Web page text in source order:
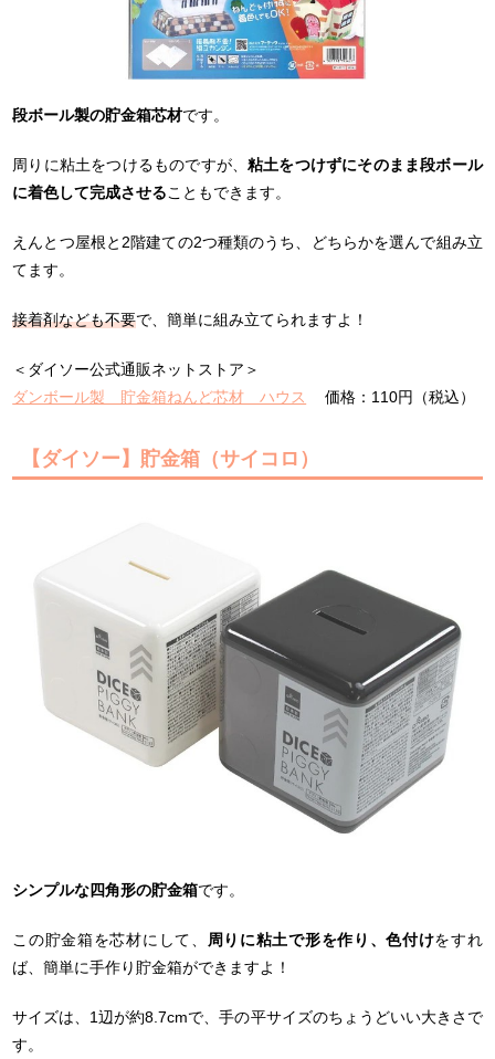
段ボール製の貯金箱芯材です。
周りに粘土をつけるものですが、粘土をつけずにそのまま段ボール
に着色して完成させることもできます。
えんとつ屋根と2階建ての2つ種類のうち、どちらかを選んで組み立
てます。
接着剤なども不要で、簡単に組み立てられますよ！
＜ダイソー公式通販ネットストア＞
ダンボール製 貯金箱ねんど芯材 ハウス
価格：110円（税込）
【ダイソー】貯金箱（サイコロ）
シンプルな四角形の貯金箱です。
この貯金箱を芯材にして、 周りに粘土で形を作り、色付けをすれ
ば、簡単に手作り貯金箱ができますよ！
サイズは、1辺が約8.7cmで、手の平サイズのちょうどいい大きさで
す。